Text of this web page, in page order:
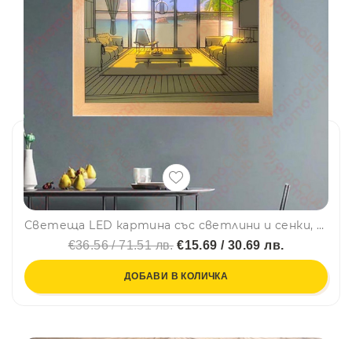
Светеща LED картина със светлини и сенки, модерен минималистичен дизайн, USB захранване - BY YHE SEA
€36.56 / 71.51 лв.€15.69 / 30.69 лв.
ДОБАВИ В КОЛИЧКА